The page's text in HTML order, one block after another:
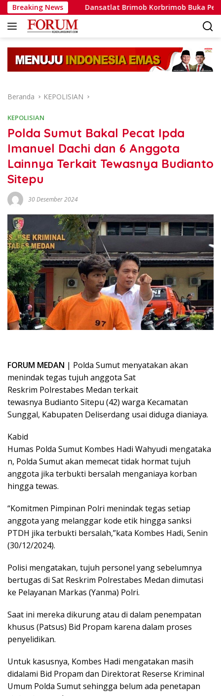
Langsung
ke
konten
Breaking NewsDansatlat Brimob Korbrimob Buka Pelatihan
Beranda KEPOLISIAN
KEPOLISIAN
Polda Sumut Bakal Pecat Ipda
Imanuel Dachi dan 6 Anggota
Lainnya Terkait Tewasnya Budianto
Sitepu
30 Desember 2024
FORUM MEDAN | Polda Sumut menyatakan akan
menindak tegas tujuh anggota Sat
Reskrim Polrestabes Medan terkait
tewasnya Budianto Sitepu (42) warga Kecamatan
Sunggal, Kabupaten Deliserdang usai diduga dianiaya.
Kabid
Humas Polda Sumut Kombes Hadi Wahyudi mengataka
n, Polda Sumut akan memecat tidak hormat tujuh
anggota jika terbukti bersalah menganiaya korban
hingga tewas.
“Komitmen Pimpinan Polri menindak tegas setiap
anggota yang melanggar kode etik hingga sanksi
PTDH jika terbukti bersalah,”kata Kombes Hadi, Senin
(30/12/2024).
Polisi mengatakan, tujuh personel yang sebelumnya
bertugas di Sat Reskrim Polrestabes Medan dimutasi
ke Pelayanan Markas (Yanma) Polri.
Saat ini mereka dikurung atau di dalam penempatan
khusus (Patsus) Bid Propam karena dalam proses
penyelidikan.
Untuk kasusnya, Kombes Hadi mengatakan masih
didalami Bid Propam dan Direktorat Reserse Kriminal
Umum Polda Sumut sehingga belum ada penetapan